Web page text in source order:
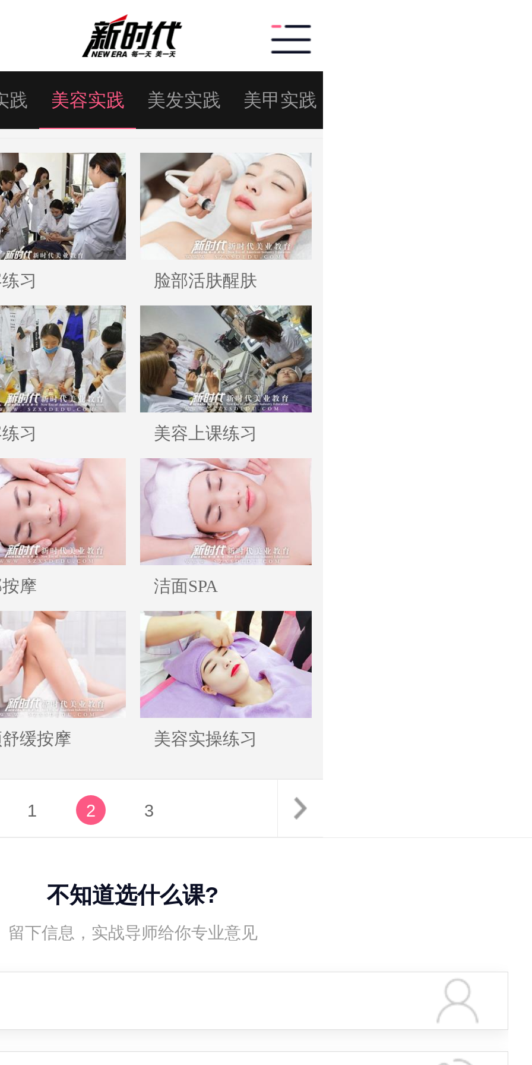
践 美容实践 美发实践 美甲实践
习 脸部活肤醒肤
习 美容上课练习
摩 洁面SPA
缓按摩 美容实操练习
1 2 3
不知道选什么课?
留下信息，实战导师给你专业意见